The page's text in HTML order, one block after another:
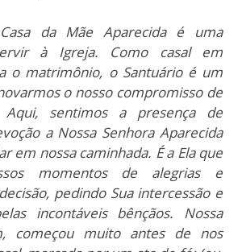
da Mãe Aparecida é uma
à Igreja. Como casal em
o matrimônio, o Santuário é um
o nosso compromisso de
sentimos a presença de
a Nossa Senhora Aparecida
em nossa caminhada. É a Ela que
momentos de alegrias e
pedindo Sua intercessão e
incontáveis bênçãos. Nossa
começou muito antes de nos